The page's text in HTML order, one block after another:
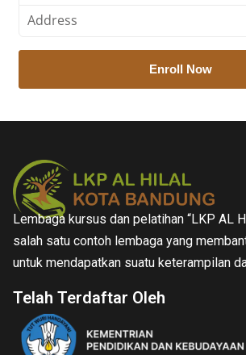
Enroll Now
Lembaga kursus dan pelatihan “LKP AL
salah satu contoh lembaga yang
untuk mendapatkan suatu keterampilan
Telah Terdaftar Oleh